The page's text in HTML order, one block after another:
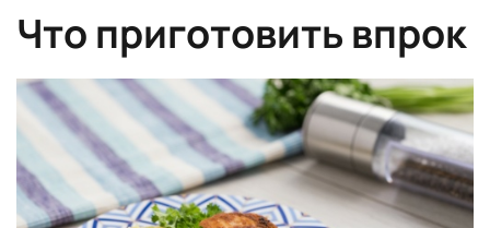
Что приготовить впрок